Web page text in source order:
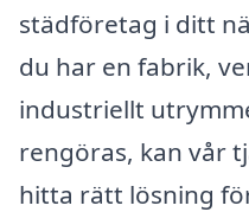
städföretag i ditt
du har en fabrik,
industriellt
rengöras, kan vår
hitta rätt lösning